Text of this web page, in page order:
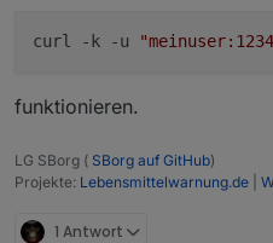
Aber sonst
curl -k -u
funktionieren.
LG SBorg ( SBorg auf GitHub)
Projekte: Lebensmittelwarnung.de
1 Antwort